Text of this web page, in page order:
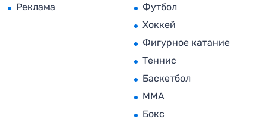
Реклама
Футбол
Хоккей
Фигурное катание
Теннис
Баскетбол
MMA
Бокс